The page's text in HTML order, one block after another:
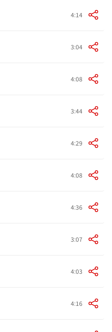
4:14
3:04
4:08
3:44
4:29
4:08
4:36
3:07
4:03
4:16